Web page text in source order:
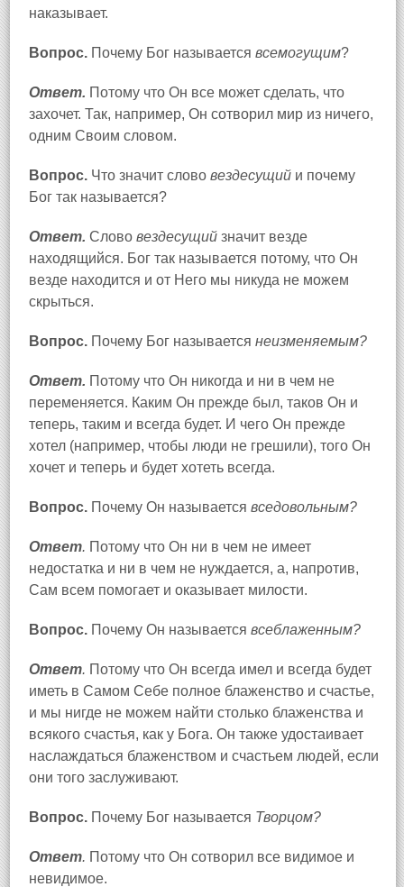
наказывает.
Вопрос. Почему Бог называется всемогущим?
Ответ. Потому что Он все может сделать, что
захочет. Так, например, Он сотворил мир из ничего,
одним Своим словом.
Вопрос. Что значит слово вездесущий и почему
Бог так называется?
Ответ. Слово вездесущий значит везде
находящийся. Бог так называется потому, что Он
везде находится и от Него мы никуда не можем
скрыться.
Вопрос. Почему Бог называется неизменяемым?
Ответ. Потому что Он никогда и ни в чем не
переменяется. Каким Он прежде был, таков Он и
теперь, таким и всегда будет. И чего Он прежде
хотел (например, чтобы люди не грешили), того Он
хочет и теперь и будет хотеть всегда.
Вопрос. Почему Он называется вседовольным?
Ответ. Потому что Он ни в чем не имеет
недостатка и ни в чем не нуждается, а, напротив,
Сам всем помогает и оказывает милости.
Вопрос. Почему Он называется всеблаженным?
Ответ. Потому что Он всегда имел и всегда будет
иметь в Самом Себе полное блаженство и счастье,
и мы нигде не можем найти столько блаженства и
всякого счастья, как у Бога. Он также удостаивает
наслаждаться блаженством и счастьем людей, если
они того заслуживают.
Вопрос. Почему Бог называется Творцом?
Ответ. Потому что Он сотворил все видимое и
невидимое.